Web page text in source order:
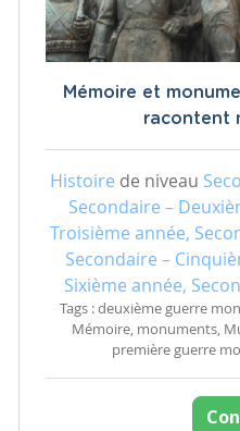
Mémoire et
racontent
Histoire de niveau
Secondaire –
Troisième année,
Secondaire –
Sixième année,
Tags : deuxième guerre
Mémoire, monuments,
première guerre